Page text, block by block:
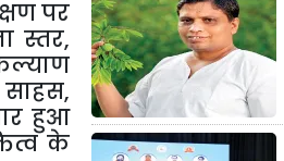
पर
स्तर,
साहस,
हुआ
के